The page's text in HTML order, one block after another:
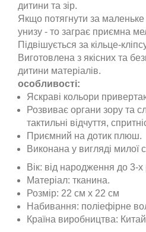
дитини та зір.
Якщо потягнути за
унизу - то заграє приємна
Підвішується за кільце-
Виготовлена з якісних та
дитини матеріалів.
особливості:
Яскраві кольори
Розвиває органи зору та
тактильні відчуття,
Приємний на дотик плюш.
Виконана у вигляді милої
Вік: від народження до 3-х
Матеріал: тканина.
Розмір: 22 см х 22 см
Набивання: поліефірне
Країна виробництва: